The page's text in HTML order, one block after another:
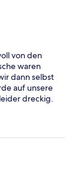
von den
waren
dann selbst
auf unsere
dreckig.